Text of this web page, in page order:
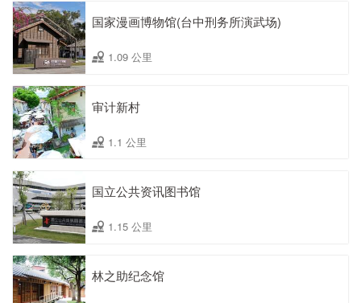
国家漫画博物馆(台中刑务所演武场)
1.09 公里
审计新村
1.1 公里
国立公共资讯图书馆
1.15 公里
林之助纪念馆